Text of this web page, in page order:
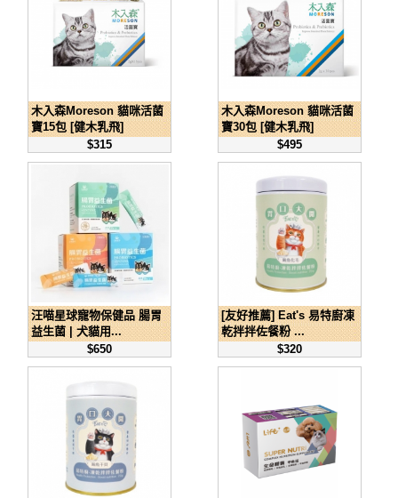
木入森Moreson 貓咪活菌
寶15包 [健木乳飛]
$315
木入森Moreson 貓咪活菌
寶30包 [健木乳飛]
$495
汪喵星球寵物保健品 腸胃
益生菌 | 犬貓用...
$650
[友好推薦] Eat's 易特廚凍
乾拌拌佐餐粉 ...
$320